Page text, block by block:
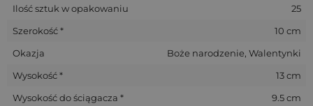
Ilość sztuk w opakowaniu
25
Szerokość *
10 cm
Okazja
Boże narodzenie, Walentynki
Wysokość *
13 cm
Wysokość do ściągacza *
9.5 cm